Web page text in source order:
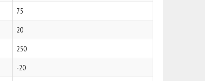
75
20
250
-20